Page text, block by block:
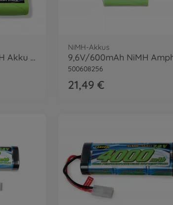
9,6V/1000mAh NiMH Akku Magic Mach. TAM
NiMH-Akkus
500608256
21,49 €